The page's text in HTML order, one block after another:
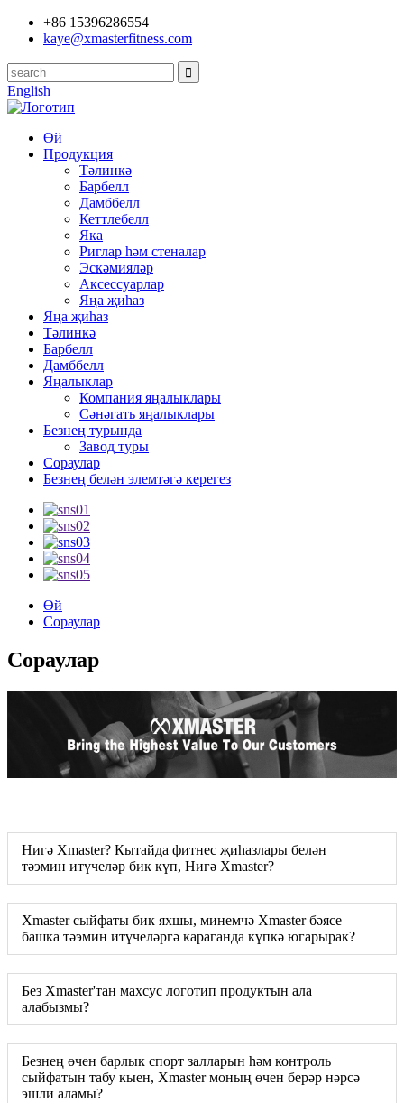
+86 15396286554
kaye@xmasterfitness.com
English
Өй
Продукция
Тәлинкә
Барбелл
Дамббелл
Кеттлебелл
Яка
Риглар һәм стеналар
Эскәмияләр
Аксессуарлар
Яңа җиһаз
Яңа җиһаз
Тәлинкә
Барбелл
Дамббелл
Яңалыклар
Компания яңалыклары
Сәнәгать яңалыклары
Безнең турында
Завод туры
Сораулар
Безнең белән элемтәгә керегез
Өй
Сораулар
Сораулар
Нигә Xmaster? Кытайда фитнес җиһазлары белән
тәэмин итүчеләр бик күп, Нигә Xmaster?
Xmaster сыйфаты бик яхшы, минемчә Xmaster бәясе
башка тәэмин итүчеләргә караганда күпкә югарырак?
Без Xmaster'тан махсус логотип продуктын ала
алабызмы?
Безнең өчен барлык спорт залларын һәм контроль
сыйфатын табу кыен, Xmaster моның өчен берәр нәрсә
эшли аламы?